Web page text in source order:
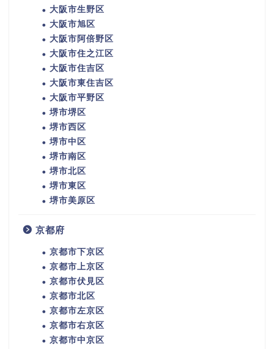
大阪市生野区
大阪市旭区
大阪市阿倍野区
大阪市住之江区
大阪市住吉区
大阪市東住吉区
大阪市平野区
堺市堺区
堺市西区
堺市中区
堺市南区
堺市北区
堺市東区
堺市美原区
京都府
京都市下京区
京都市上京区
京都市伏見区
京都市北区
京都市左京区
京都市右京区
京都市中京区